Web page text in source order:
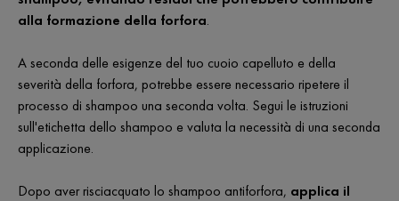
alla formazione della forfora.
A seconda delle esigenze del tuo cuoio capelluto e della
severità della forfora, potrebbe essere necessario ripetere il
processo di shampoo una seconda volta. Segui le istruzioni
sull'etichetta dello shampoo e valuta la necessità di una seconda
applicazione.
Dopo aver risciacquato lo shampoo antiforfora, applica il